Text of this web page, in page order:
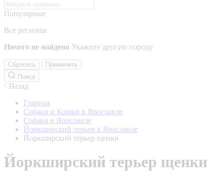
Популярные
Все регионы
Ничего не найдено Укажите другую породу
Сбросить
Применить
Поиск
Назад
Главная
Собаки и Кошки в Ярославле
Собаки в Ярославле
Йоркширский терьер в Ярославле
Йоркширский терьер щенки
Йоркширский терьер щенки